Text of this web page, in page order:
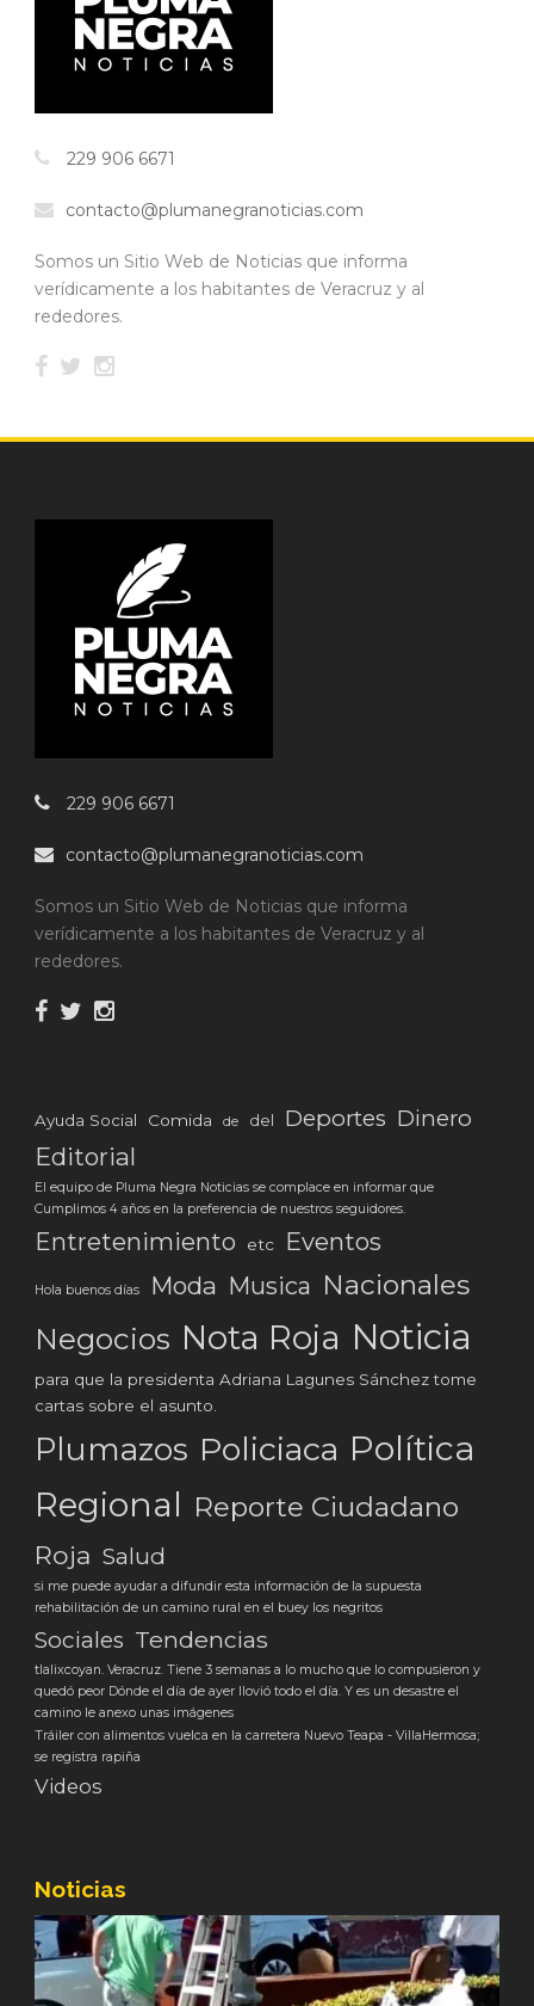
229 906 6671
contacto@plumanegranoticias.com
Somos un Sitio Web de Noticias que informa
verídicamente a los habitantes de Veracruz y al
rededores.
229 906 6671
contacto@plumanegranoticias.com
Somos un Sitio Web de Noticias que informa
verídicamente a los habitantes de Veracruz y al
rededores.
Ayuda Social Comida de del Deportes Dinero
Editorial
El equipo de Pluma Negra Noticias se complace en informar que
Cumplimos 4 años en la preferencia de nuestros seguidores.
Entretenimiento etc Eventos
Hola buenos días Moda Musica Nacionales
Negocios Nota Roja Noticia
para que la presidenta Adriana Lagunes Sánchez tome
cartas sobre el asunto.
Plumazos Policiaca Política
Regional Reporte Ciudadano
Roja Salud
si me puede ayudar a difundir esta información de la supuesta
rehabilitación de un camino rural en el buey los negritos
Sociales Tendencias
tlalixcoyan. Veracruz. Tiene 3 semanas a lo mucho que lo compusieron y
quedó peor Dónde el día de ayer llovió todo el día. Y es un desastre el
camino le anexo unas imágenes
Tráiler con alimentos vuelca en la carretera Nuevo Teapa - VillaHermosa;
se registra rapiña
Videos
Noticias